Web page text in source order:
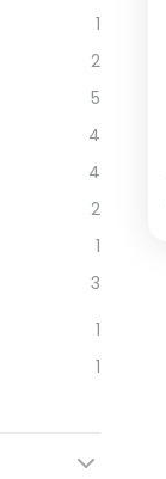
1
2
5
4
4
2
1
3
1
1